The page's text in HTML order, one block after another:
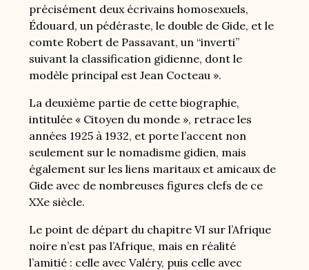
précisément deux écrivains homosexuels,
Édouard, un pédéraste, le double de Gide, et le
comte Robert de Passavant, un “inverti”
suivant la classification gidienne, dont le
modèle principal est Jean Cocteau ».
La deuxième partie de cette biographie,
intitulée « Citoyen du monde », retrace les
années 1925 à 1932, et porte l’accent non
seulement sur le nomadisme gidien, mais
également sur les liens maritaux et amicaux de
Gide avec de nombreuses figures clefs de ce
XXe siècle.
Le point de départ du chapitre VI sur l’Afrique
noire n’est pas l’Afrique, mais en réalité
l’amitié : celle avec Valéry, puis celle avec